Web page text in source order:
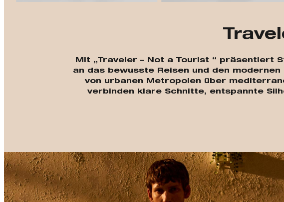
Mit „Traveler – Not a Tourist “ präsentiert
an das bewusste Reisen und den
von urbanen Metropolen über
verbinden klare Schnitte, entspannte